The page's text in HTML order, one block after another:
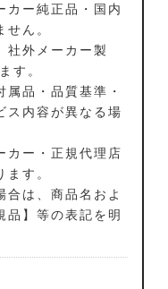
カー純正品・国内
ん。
社外メーカー製
す。
属品・品質基準・
ス内容が異なる場
カー・正規代理店
す。
合は、商品名およ
品】等の表記を明